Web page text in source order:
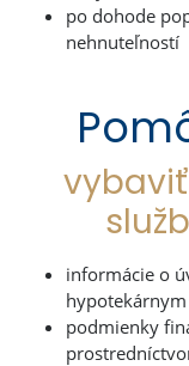
po dohode
nehnuteľností
vybaviť
informácie o
podmienky